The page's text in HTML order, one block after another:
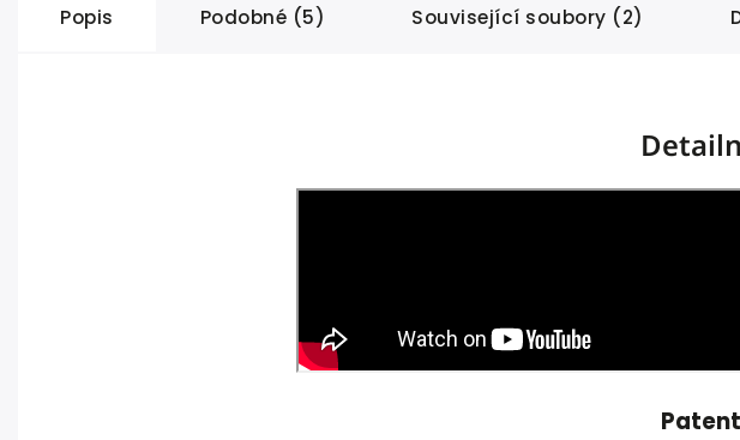
Popis Podobné (5) Související soubory (2)